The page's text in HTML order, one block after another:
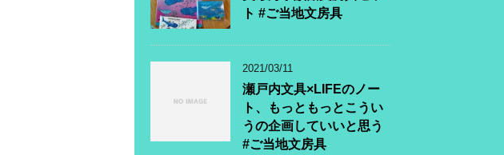
ト #ご当地文房具
2021/03/11
瀬戸内文具×LIFEのノー
ト、もっともっとこうい
うの企画していいと思う
#ご当地文房具